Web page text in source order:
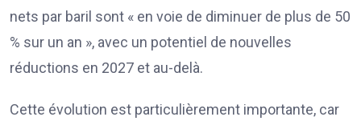
nets par baril sont « en voie de diminuer de plus de 50
% sur un an », avec un potentiel de nouvelles
réductions en 2027 et au-delà.
Cette évolution est particulièrement importante, car